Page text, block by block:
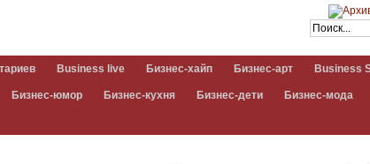
Business live Бизнес-хайп Бизнес-арт Business
Бизнес-юмор Бизнес-кухня Бизнес-дети Бизнес-мода